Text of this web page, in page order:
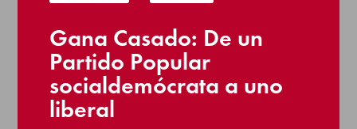
Gana Casado: De un
Partido Popular
socialdemócrata a uno
liberal